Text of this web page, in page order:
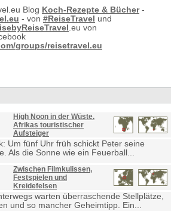
Blog Koch-Rezepte & Bücher-
- von #ReiseTravel und
.eu von
groups/reisetravel.eu
High Noon in der Wüste.
Afrikas touristischer
Aufsteiger
Um fünf Uhr früh schickt Peter seine
Als die Sonne wie ein Feuerball...
Zwischen Filmkulissen,
Festspielen und
Kreidefelsen
warten überraschende Stellplätze,
und so mancher Geheimtipp. Ein...